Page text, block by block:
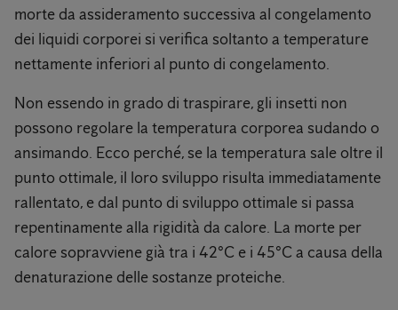
morte da assideramento successiva al congelamento
dei liquidi corporei si verifica soltanto a temperature
nettamente inferiori al punto di congelamento.
Non essendo in grado di traspirare, gli insetti non
possono regolare la temperatura corporea sudando o
ansimando. Ecco perché, se la temperatura sale oltre il
punto ottimale, il loro sviluppo risulta immediatamente
rallentato, e dal punto di sviluppo ottimale si passa
repentinamente alla rigidità da calore. La morte per
calore sopravviene già tra i 42°C e i 45°C a causa della
denaturazione delle sostanze proteiche.